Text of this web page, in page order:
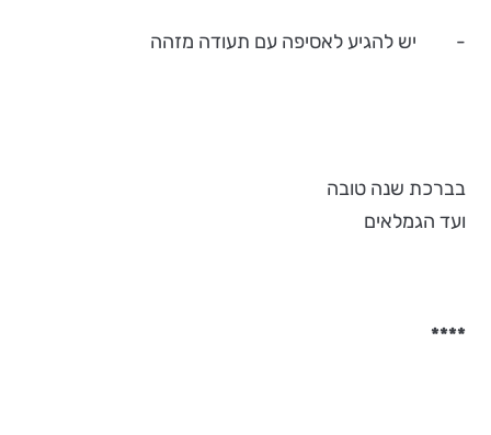
- יש להגיע לאסיפה עם תעודה מזהה
בברכת שנה טובה
ועד הגמלאים
****